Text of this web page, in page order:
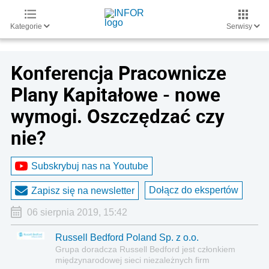
Kategorie Serwisy
Konferencja Pracownicze
Plany Kapitałowe - nowe
wymogi. Oszczędzać czy
nie?
Subskrybuj nas na Youtube
Zapisz się na newsletter Dołącz do ekspertów
06 sierpnia 2019, 15:42
Russell Bedford Poland Sp. z o.o.
Grupa doradcza Russell Bedford jest członkiem
międzynarodowej sieci niezależnych firm